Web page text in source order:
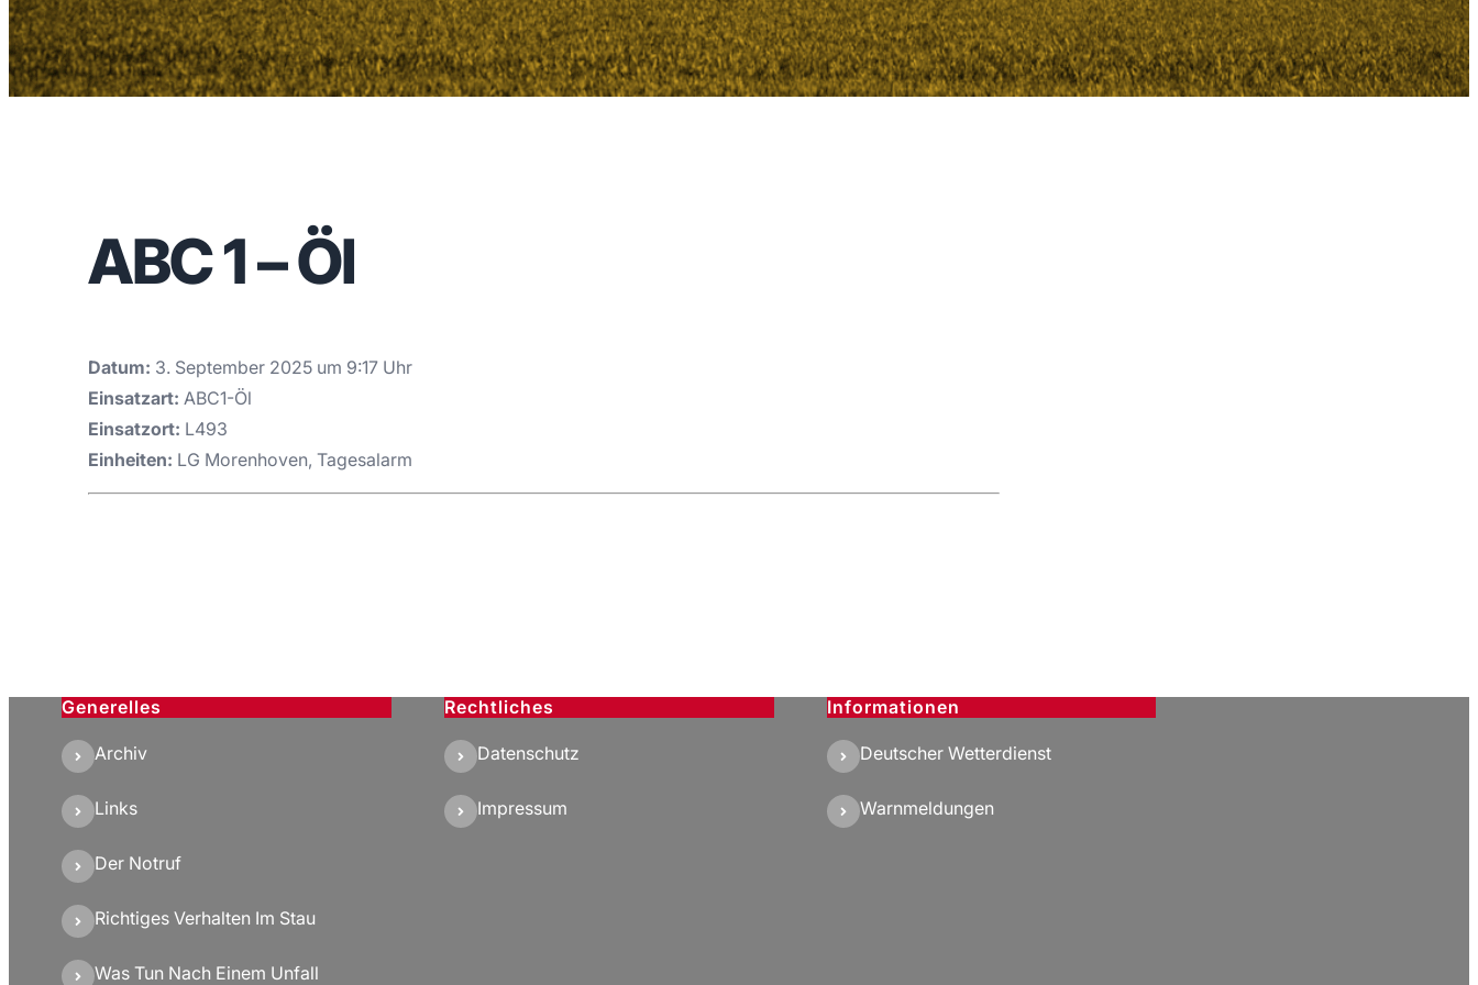
ABC 1 – Öl
Datum: 3. September 2025 um 9:17 Uhr
Einsatzart: ABC1-Öl
Einsatzort: L493
Einheiten: LG Morenhoven, Tagesalarm
Generelles
Archiv
Links
Der Notruf
Richtiges Verhalten Im Stau
Was Tun Nach Einem Unfall
Rechtliches
Datenschutz
Impressum
Informationen
Deutscher Wetterdienst
Warnmeldungen